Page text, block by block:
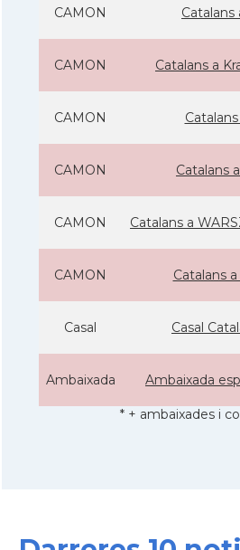
CAMON Catalans
CAMON Catalans a
CAMON
CAMON Catalans
CAMON Catalans a
CAMON Catalans
Casal Casal
Ambaixada Ambaixada
* + ambaixades i